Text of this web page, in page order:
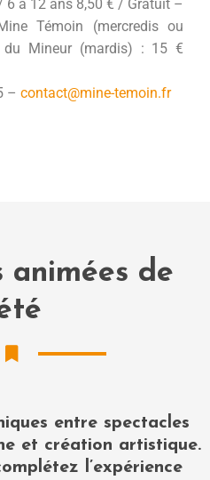
à 12 ans 8,50 € / Gratuit –
Témoin (mercredis ou
du Mineur (mardis) : 15 €
– contact@mine-temoin.fr
animées de
entre spectacles
et création artistique.
l’expérience